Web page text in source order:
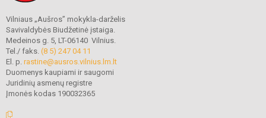
Vilniaus „Aušros” mokykla-darželis
Savivaldybės Biudžetinė įstaiga.
Medeinos g. 5, LT-06140 Vilnius.
Tel./ faks. (8 5) 247 04 11
El. p. rastine@ausros.vilnius.lm.lt
Duomenys kaupiami ir saugomi
Juridinių asmenų registre
Įmonės kodas 190032365